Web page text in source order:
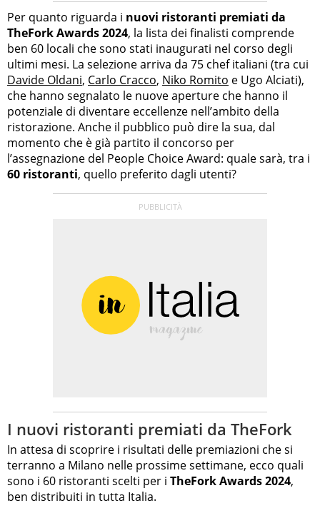
Per quanto riguarda i nuovi ristoranti premiati da
TheFork Awards 2024, la lista dei finalisti comprende
ben 60 locali che sono stati inaugurati nel corso degli
ultimi mesi. La selezione arriva da 75 chef italiani (tra cui
Davide Oldani, Carlo Cracco, Niko Romito e Ugo Alciati),
che hanno segnalato le nuove aperture che hanno il
potenziale di diventare eccellenze nell’ambito della
ristorazione. Anche il pubblico può dire la sua, dal
momento che è già partito il concorso per
l’assegnazione del People Choice Award: quale sarà, tra i
60 ristoranti, quello preferito dagli utenti?
I nuovi ristoranti premiati da TheFork
In attesa di scoprire i risultati delle premiazioni che si
terranno a Milano nelle prossime settimane, ecco quali
sono i 60 ristoranti scelti per i TheFork Awards 2024,
ben distribuiti in tutta Italia.